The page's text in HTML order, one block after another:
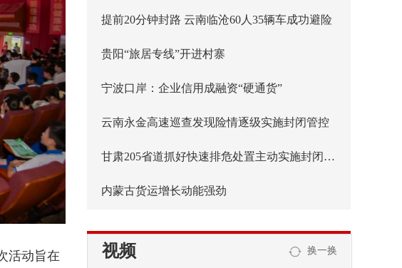
活动旨在
提前20分钟封路 云南临沧60人35辆车成功避险
贵阳“旅居专线”开进村寨
宁波口岸：企业信用成融资“硬通货”
云南永金高速巡查发现险情逐级实施封闭管控
甘肃205省道抓好快速排危处置主动实施封闭管控
内蒙古货运增长动能强劲
视频 换一换